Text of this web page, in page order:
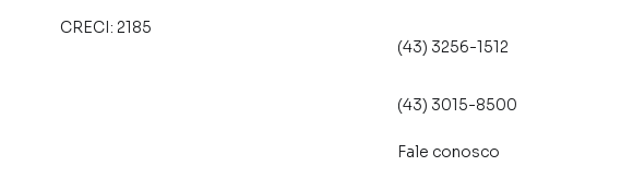
CRECI: 2185
(43) 3256-1512
(43) 3015-8500
Fale conosco